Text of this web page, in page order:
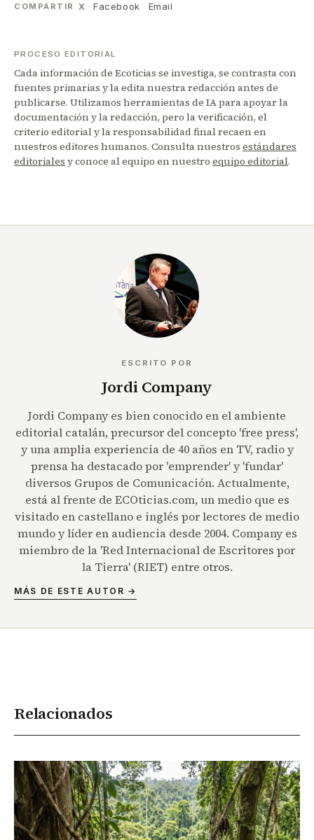
COMPARTIR X Facebook Email
PROCESO EDITORIAL
Cada información de Ecoticias se investiga, se contrasta con
fuentes primarias y la edita nuestra redacción antes de
publicarse. Utilizamos herramientas de IA para apoyar la
documentación y la redacción, pero la verificación, el
criterio editorial y la responsabilidad final recaen en
nuestros editores humanos. Consulta nuestros estándares
editoriales y conoce al equipo en nuestro equipo editorial.
ESCRITO POR
Jordi Company
Jordi Company es bien conocido en el ambiente
editorial catalán, precursor del concepto 'free press',
y una amplia experiencia de 40 años en TV, radio y
prensa ha destacado por 'emprender' y 'fundar'
diversos Grupos de Comunicación. Actualmente,
está al frente de ECOticias.com, un medio que es
visitado en castellano e inglés por lectores de medio
mundo y líder en audiencia desde 2004. Company es
miembro de la 'Red Internacional de Escritores por
la Tierra' (RIET) entre otros.
MÁS DE ESTE AUTOR →
Relacionados